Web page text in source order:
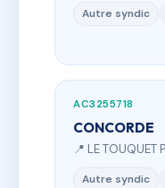
Autre syndic
AC3255718
CONCORDE
📍 LE TOUQUET
Autre syndic